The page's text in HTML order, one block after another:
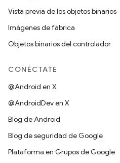
Vista previa de los objetos binarios
Imágenes de fábrica
Objetos binarios del controlador
CONÉCTATE
@Android en X
@AndroidDev en X
Blog de Android
Blog de seguridad de Google
Plataforma en Grupos de Google